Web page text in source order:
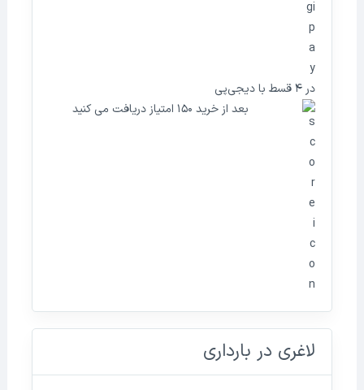
در ۴ قسط با دیجی‌پی
بعد از خرید 150 امتیاز دریافت می کنید
لاغری در بارداری